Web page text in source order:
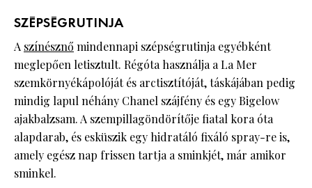
SZÉPSÉGRUTINJA
A színésznő mindennapi szépségrutinja egyébként
meglepően letisztult. Régóta használja a La Mer
szemkörnyékápolóját és arctisztítóját, táskájában pedig
mindig lapul néhány Chanel szájfény és egy Bigelow
ajakbalzsam. A szempillagöndörítője fiatal kora óta
alapdarab, és esküszik egy hidratáló fixáló spray-re is,
amely egész nap frissen tartja a sminkjét, már amikor
sminkel.